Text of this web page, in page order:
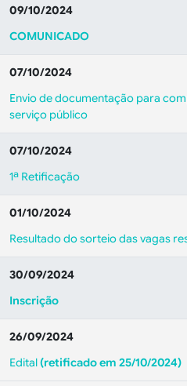
09/10/2024
COMUNICADO
07/10/2024
Envio de documentação para
serviço público
07/10/2024
1ª Retificação
01/10/2024
Resultado do sorteio das vagas
30/09/2024
Inscrição
26/09/2024
Edital(retificado em 25/10/2024)